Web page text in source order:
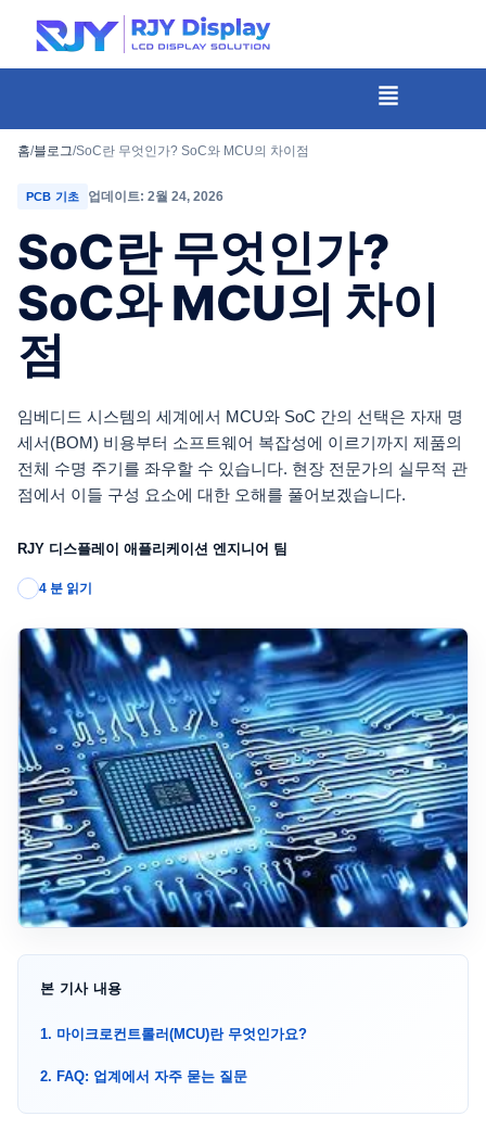
메
뉴
홈/블로그/SoC란 무엇인가? SoC와 MCU의 차이점
PCB 기초 업데이트: 2월 24, 2026
SoC란 무엇인가?
SoC와 MCU의 차이
점
임베디드 시스템의 세계에서 MCU와 SoC 간의 선택은 자재 명
세서(BOM) 비용부터 소프트웨어 복잡성에 이르기까지 제품의
전체 수명 주기를 좌우할 수 있습니다. 현장 전문가의 실무적 관
점에서 이들 구성 요소에 대한 오해를 풀어보겠습니다.
RJY 디스플레이 애플리케이션 엔지니어 팀
4 분 읽기
본 기사 내용
1. 마이크로컨트롤러(MCU)란 무엇인가요?
2. FAQ: 업계에서 자주 묻는 질문